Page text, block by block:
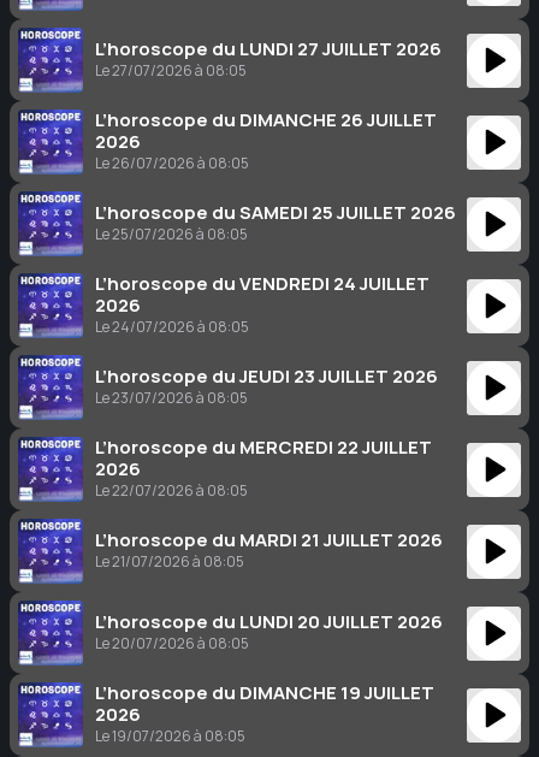
L’horoscope du LUNDI 27 JUILLET 2026
Le 27/07/2026 à 08:05
L’horoscope du DIMANCHE 26 JUILLET
2026
Le 26/07/2026 à 08:05
L’horoscope du SAMEDI 25 JUILLET 2026
Le 25/07/2026 à 08:05
L’horoscope du VENDREDI 24 JUILLET
2026
Le 24/07/2026 à 08:05
L’horoscope du JEUDI 23 JUILLET 2026
Le 23/07/2026 à 08:05
L’horoscope du MERCREDI 22 JUILLET
2026
Le 22/07/2026 à 08:05
L’horoscope du MARDI 21 JUILLET 2026
Le 21/07/2026 à 08:05
L’horoscope du LUNDI 20 JUILLET 2026
Le 20/07/2026 à 08:05
L’horoscope du DIMANCHE 19 JUILLET
2026
Le 19/07/2026 à 08:05